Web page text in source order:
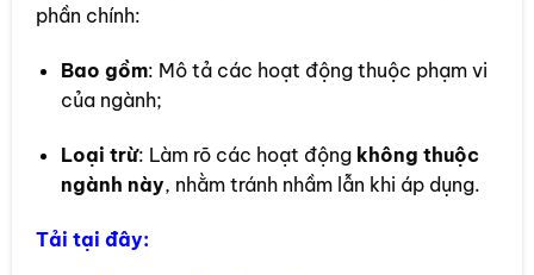
phần chính:
Bao gồm: Mô tả các hoạt động thuộc phạm vi
của ngành;
Loại trừ: Làm rõ các hoạt động không thuộc
ngành này, nhằm tránh nhầm lẫn khi áp dụng.
Tải tại đây: